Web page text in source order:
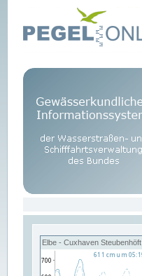
Elbe - Cuxhaven Steubenhöft